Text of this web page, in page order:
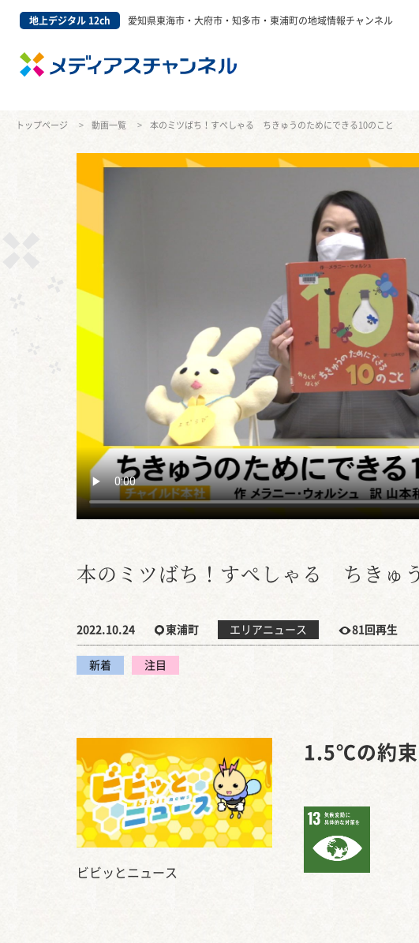
地上デジタル 12ch 愛知県東海市・大府市・知多市・東浦町の地域情報チャンネル
トップページ 動画一覧 本のミツばち！すぺしゃる ちきゅうのためにできる10のこと
本のミツばち！すぺしゃる ちきゅ
2022.10.24 東浦町 エリアニュース 81回再生
新着 注目
ビビッとニュース
1.5℃の約